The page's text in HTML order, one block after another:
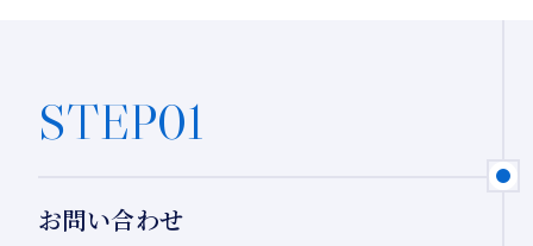
STEP01
お問い合わせ